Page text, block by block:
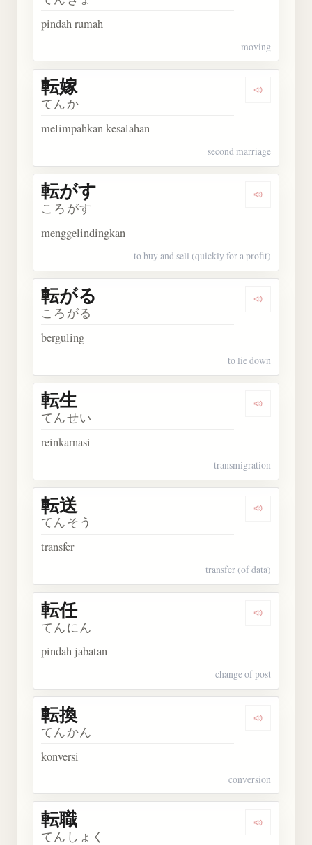
pindah rumah
moving
Dengarkan
転嫁
てんか
melimpahkan kesalahan
second marriage
Dengarkan
転がす
ころがす
menggelindingkan
to buy and sell (quickly for a profit)
Dengarkan
転がる
ころがる
berguling
to lie down
Dengarkan
転生
てんせい
reinkarnasi
transmigration
Dengarkan
転送
てんそう
transfer
transfer (of data)
Dengarkan
転任
てんにん
pindah jabatan
change of post
Dengarkan
転換
てんかん
konversi
conversion
Dengarkan
転職
てんしょく